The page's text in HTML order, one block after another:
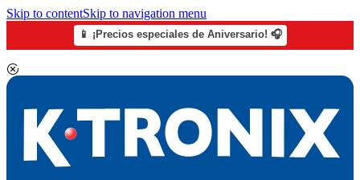
Skip to contentSkip to navigation menu
📱 ¡Precios especiales de Aniversario! 🎧